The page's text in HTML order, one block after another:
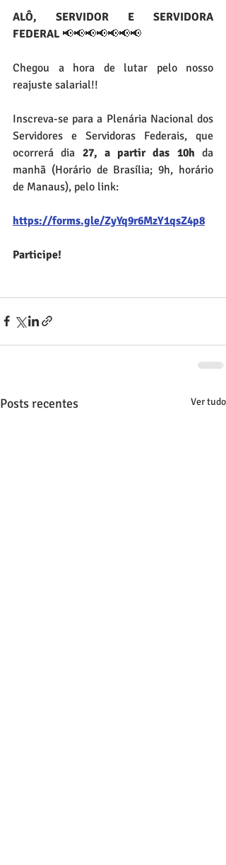
ALÔ, SERVIDOR E SERVIDORA
FEDERAL 📢📢📢📢📢📢📢
Chegou a hora de lutar pelo nosso
reajuste salarial!!
Inscreva-se para a Plenária Nacional dos
Servidores e Servidoras Federais, que
ocorrerá dia 27, a partir das 10h da
manhã (Horário de Brasília; 9h, horário
de Manaus), pelo link:
https://forms.gle/ZyYq9r6MzY1qsZ4p8
Participe!
Posts recentes Ver tudo